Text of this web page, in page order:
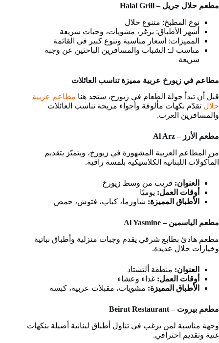
مطعم حلال جريل – Halal Grill
نوع المطبخ: متنوع حلال
أشهر الأطباق: برغر، مشويات، وجبات سريعة
المميزات: أسعار مناسبة وتنوع كبير في القائمة
مناسب لـ: الشباب والمسافرين الباحثين عن وجبة
سريعة
مطاعم في زيورخ عربية مميزة تناسب العائلات
قبل أن تبدأ جولة الطعام في زيورخ، ستجد هنا مطاعم عربية
حلال تقدّم نكهات مألوفة وأجواء مريحة تناسب العائلات
والمسافرين العرب.
مطعم الأرز – Al Arz
من المطاعم العربية المشهورة في زيورخ، ويتميّز بتقديم
المأكولات اللبنانية الكلاسيكية بلمسة راقية.
العنوان: قريب من وسط زيورخ
أوقات العمل: يوميًا
الأطباق المميزة: شاورما، كباب، فتوش، حمص
مطعم الياسمين – Al Yasmine
مطعم هادئ بطابع شرقي يقدم وجبات منزلية وأطباق نباتية
وخيارات حلال عديدة.
العنوان: منطقة ألتشتاد
أوقات العمل: غداء وعشاء
الأطباق المميزة: مشويات، مقبلات عربية، كبسة
مطعم بيروت – Beirut Restaurant
وجهة مناسبة لمن يرغب في تناول أطباق لبنانية أصيلة بنكهات
غنية وتقديم احترافي.